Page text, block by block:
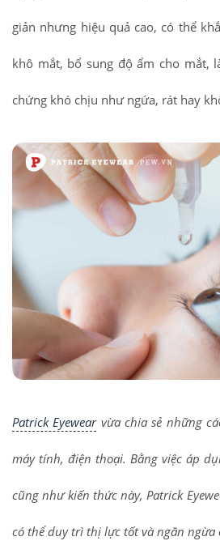
giản nhưng hiệu quả cao, có thể
khô mắt, bổ sung độ ẩm cho mắt,
chứng khó chịu như ngứa, rát hay
Patrick Eyewearvừa chia sẻ những
máy tính, điện thoại. Bằng việc áp
cũng như kiến thức này, Patrick
có thể duy trì thị lực tốt và ngăn ngừa